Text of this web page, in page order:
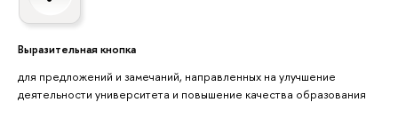
Выразительная кнопка
для предложений и замечаний, направленных на улучшение
деятельности университета и повышение качества образования